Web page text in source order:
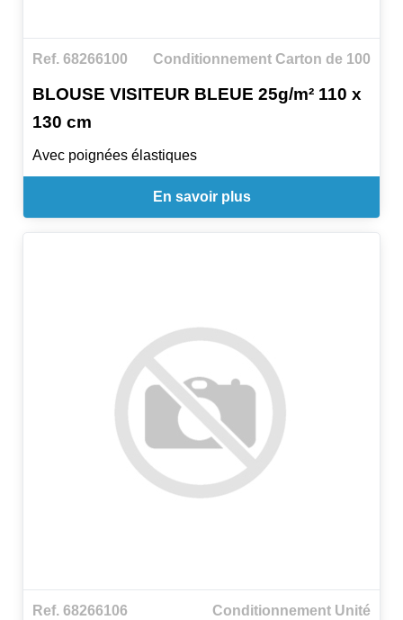
Ref. 68266100 Conditionnement Carton de 100
BLOUSE VISITEUR BLEUE 25g/m² 110 x
130 cm
Avec poignées élastiques
En savoir plus
Ref. 68266106 Conditionnement Unité